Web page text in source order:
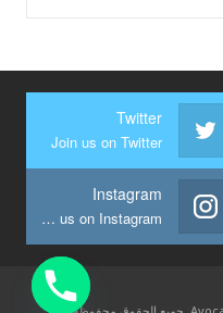
Twitter
Join us on Twitter
Instagram
Join us on Instagram